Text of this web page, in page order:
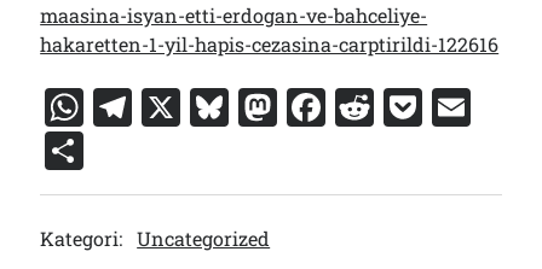
maasina-isyan-etti-erdogan-ve-bahceliye-
hakaretten-1-yil-hapis-cezasina-carptirildi-122616
W
at
s
T
e
gr
X Bl
e
s
M
st
F
c
R
d
P
c ai
h
ar
Kategori: Uncategorized